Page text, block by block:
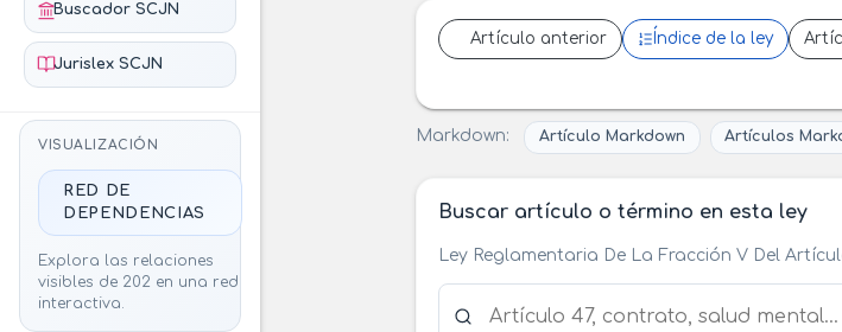
Buscador SCJN
Jurislex SCJN
VISUALIZACIÓN
RED DE
DEPENDENCIAS
Explora las relaciones
visibles de 202 en una red
interactiva.
Artículo anterior Índice de la ley
Markdown: Artículo Markdown Artículos
Buscar artículo o término en esta ley
Ley Reglamentaria De La Fracción V Del